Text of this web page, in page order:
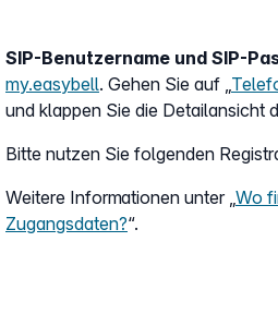
SIP-Benutzername und SIP-
my.easybell. Gehen Sie auf „
und klappen Sie die Detailansicht
Bitte nutzen Sie folgenden
Weitere Informationen unter „Wo
Zugangsdaten?“.